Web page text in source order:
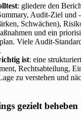
: gliedere den
Audit-Ziel und
Schwächen),
und ein
Viele Audit-
ist: eine
Rechtsabteilung,
zu verstehen und
gezielt beheben